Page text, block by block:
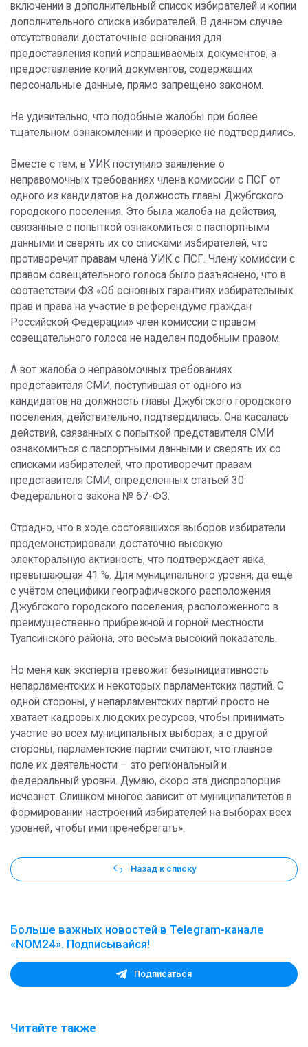
включении в дополнительный список избирателей и копии
дополнительного списка избирателей. В данном случае
отсутствовали достаточные основания для
предоставления копий испрашиваемых документов, а
предоставление копий документов, содержащих
персональные данные, прямо запрещено законом.
Не удивительно, что подобные жалобы при более
тщательном ознакомлении и проверке не подтвердились.
Вместе с тем, в УИК поступило заявление о
неправомочных требованиях члена комиссии с ПСГ от
одного из кандидатов на должность главы Джубгского
городского поселения. Это была жалоба на действия,
связанные с попыткой ознакомиться с паспортными
данными и сверять их со списками избирателей, что
противоречит правам члена УИК с ПСГ. Члену комиссии с
правом совещательного голоса было разъяснено, что в
соответствии ФЗ «Об основных гарантиях избирательных
прав и права на участие в референдуме граждан
Российской Федерации» член комиссии с правом
совещательного голоса не наделен подобным правом.
А вот жалоба о неправомочных требованиях
представителя СМИ, поступившая от одного из
кандидатов на должность главы Джубгского городского
поселения, действительно, подтвердилась. Она касалась
действий, связанных с попыткой представителя СМИ
ознакомиться с паспортными данными и сверять их со
списками избирателей, что противоречит правам
представителя СМИ, определенных статьей 30
Федерального закона № 67-ФЗ.
Отрадно, что в ходе состоявшихся выборов избиратели
продемонстрировали достаточно высокую
электоральную активность, что подтверждает явка,
превышающая 41 %. Для муниципального уровня, да ещё
с учётом специфики географического расположения
Джубгского городского поселения, расположенного в
преимущественно прибрежной и горной местности
Туапсинского района, это весьма высокий показатель.
Но меня как эксперта тревожит безынициативность
непарламентских и некоторых парламентских партий. С
одной стороны, у непарламентских партий просто не
хватает кадровых людских ресурсов, чтобы принимать
участие во всех муниципальных выборах, а с другой
стороны, парламентские партии считают, что главное
поле их деятельности – это региональный и
федеральный уровни. Думаю, скоро эта диспропорция
исчезнет. Слишком многое зависит от муниципалитетов в
формировании настроений избирателей на выборах всех
уровней, чтобы ими пренебрегать».
Назад к списку
Больше важных новостей в Telegram-канале
«NOM24». Подписывайся!
Подписаться
Читайте также